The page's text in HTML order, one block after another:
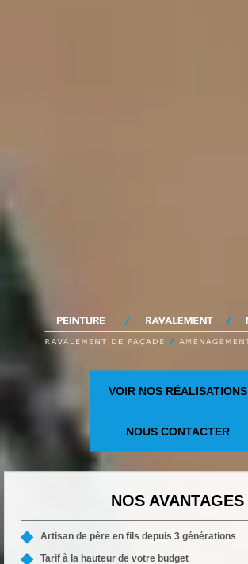
VOIR NOS RÉALISATIONS
NOUS CONTACTER
NOS AVANTAGES
Artisan de père en fils depuis 3 générations
Tarif à la hauteur de votre budget